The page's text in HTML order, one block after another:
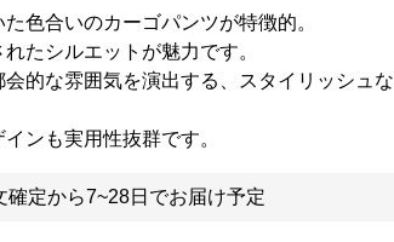
色合いのカーゴパンツが特徴的。
たシルエットが魅力です。
的な雰囲気を演出する、スタイリッシュな
ンも実用性抜群です。
確定から7~28日でお届け予定